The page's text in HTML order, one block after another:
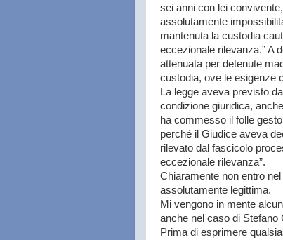
sei anni con lei
assolutamente
mantenuta la custodia
eccezionale rilevanza.” A
attenuata per detenute
custodia, ove le esigenze
La legge aveva previsto
condizione giuridica,
ha commesso il folle
perché il Giudice aveva
rilevato dal fascicolo
eccezionale rilevanza”.
Chiaramente non entro
assolutamente legittima.
Mi vengono in mente
anche nel caso di Stefano
Prima di esprimere